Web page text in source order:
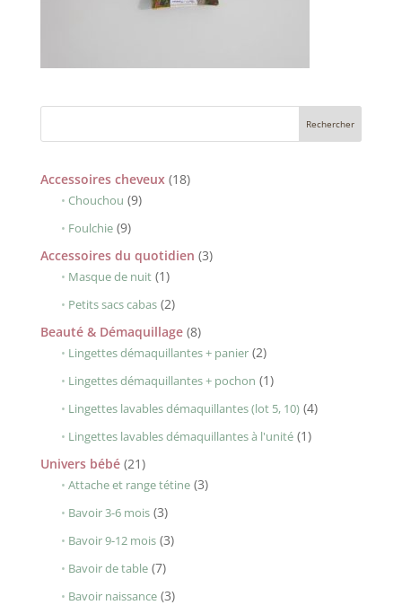
Accessoires cheveux 1818
Chouchou 99
Foulchie 99
produits
Accessoires du quotidien 33
Masque de nuit 11
produit
Petits sacs cabas 22
produits
Beauté & Démaquillage 88
produits
Lingettes démaquillantes + panier 22
produits
Lingettes démaquillantes + pochon 11
produit
Lingettes lavables démaquillantes (lot 5, 10) 44
Lingettes lavables démaquillantes à l'unité 11
Univers bébé 2121
produits
Attache et range tétine 33
Bavoir 3-6 mois 33
produits
Bavoir 9-12 mois 33
Bavoir de table 77
produits
Bavoir naissance 33